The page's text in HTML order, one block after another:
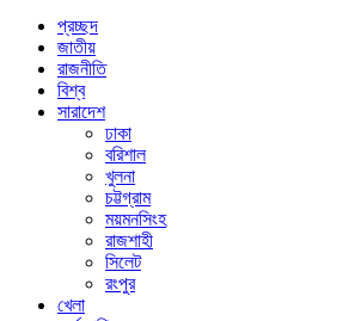
প্রচ্ছদ
জাতীয়
রাজনীতি
বিশ্ব
সারাদেশ
ঢাকা
বরিশাল
খুলনা
চট্টগ্রাম
ময়মনসিংহ
রাজশাহী
সিলেট
রংপুর
খেলা